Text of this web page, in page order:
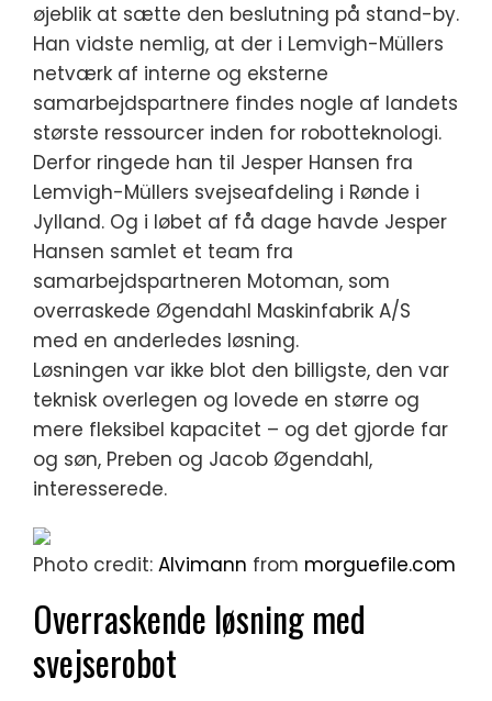
øjeblik at sætte den beslutning på stand-by.
Han vidste nemlig, at der i Lemvigh-Müllers
netværk af interne og eksterne
samarbejdspartnere findes nogle af landets
største ressourcer inden for robotteknologi.
Derfor ringede han til Jesper Hansen fra
Lemvigh-Müllers svejseafdeling i Rønde i
Jylland. Og i løbet af få dage havde Jesper
Hansen samlet et team fra
samarbejdspartneren Motoman, som
overraskede Øgendahl Maskinfabrik A/S
med en anderledes løsning.
Løsningen var ikke blot den billigste, den var
teknisk overlegen og lovede en større og
mere fleksibel kapacitet – og det gjorde far
og søn, Preben og Jacob Øgendahl,
interesserede.
Photo credit: Alvimann from morguefile.com
Overraskende løsning med
svejserobot